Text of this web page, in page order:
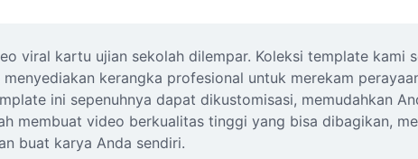
viral kartu ujian sekolah dilempar. Koleksi template kami
kerangka profesional untuk merekam
ini sepenuhnya dapat dikustomisasi, memudahkan
membuat video berkualitas tinggi yang bisa dibagikan,
buat karya Anda sendiri.